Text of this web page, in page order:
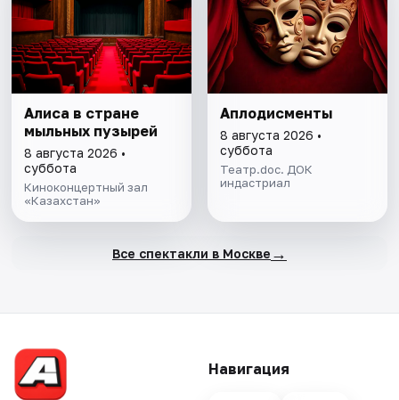
Алиса в стране
мыльных пузырей
8 августа 2026 •
суббота
Киноконцертный зал
«Казахстан»
Аплодисменты
8 августа 2026 •
суббота
Театр.doc. ДОК
индастриал
Все спектакли в Москве →
Навигация